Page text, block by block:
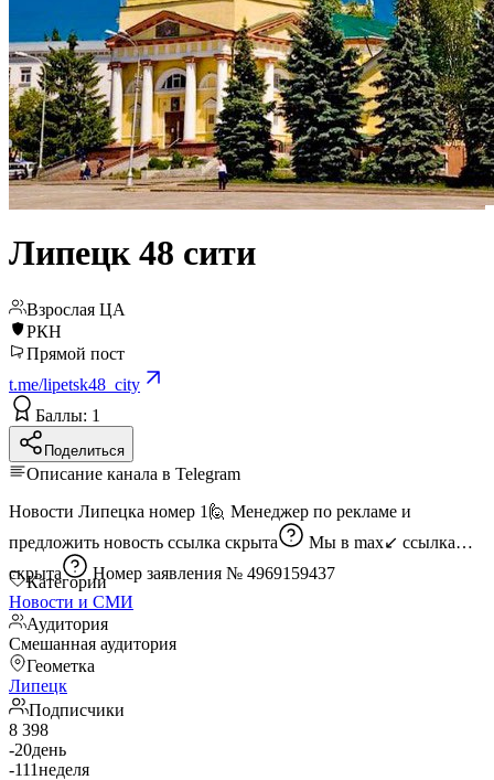
Липецк 48 сити
Взрослая ЦА
РКН
Прямой пост
t.me/lipetsk48_city
Баллы: 1
Поделиться
Описание канала в Telegram
Новости Липецка номер 1🙋 Менеджер по рекламе и
предложить новость ссылка скрыта Мы в max↙️ ссылка
скрыта
Номер заявления № 4969159437
Категории
Новости и СМИ
Аудитория
Смешанная аудитория
Геометка
Липецк
Подписчики
8 398
-20день
-111неделя